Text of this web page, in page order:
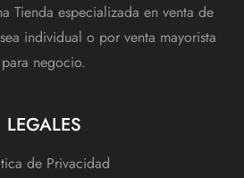
Tienda especializada en venta de
individual o por venta mayorista
para negocio.
LEGALES
de Privacidad